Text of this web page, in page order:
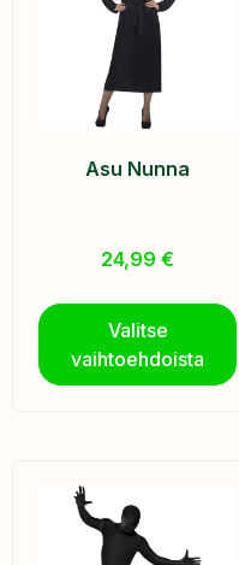
Asu Nunna
24,99 €
Valitse
vaihtoehdoista